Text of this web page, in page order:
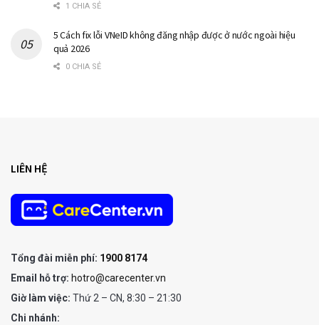
1 CHIA SẺ
5 Cách fix lỗi VNeID không đăng nhập được ở nước ngoài hiệu
quả 2026
0 CHIA SẺ
LIÊN HỆ
Tổng đài miễn phí: 1900 8174
Email hỗ trợ: hotro@carecenter.vn
Giờ làm việc: Thứ 2 – CN, 8:30 – 21:30
Chi nhánh: